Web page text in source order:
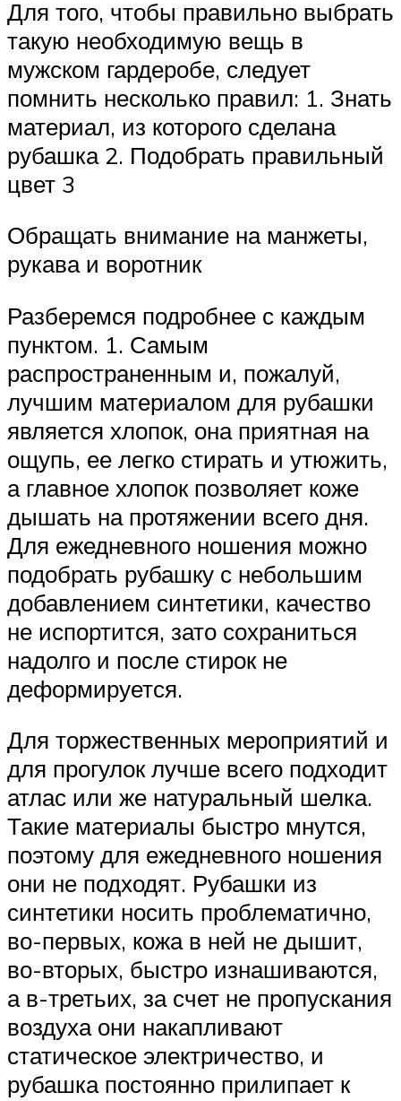
Для того, чтобы правильно выбрать
такую необходимую вещь в
мужском гардеробе, следует
помнить несколько правил: 1. Знать
материал, из которого сделана
рубашка 2. Подобрать правильный
цвет 3
Обращать внимание на манжеты,
рукава и воротник
Разберемся подробнее с каждым
пунктом. 1. Самым
распространенным и, пожалуй,
лучшим материалом для рубашки
является хлопок, она приятная на
ощупь, ее легко стирать и утюжить,
а главное хлопок позволяет коже
дышать на протяжении всего дня.
Для ежедневного ношения можно
подобрать рубашку с небольшим
добавлением синтетики, качество
не испортится, зато сохраниться
надолго и после стирок не
деформируется.
Для торжественных мероприятий и
для прогулок лучше всего подходит
атлас или же натуральный шелка.
Такие материалы быстро мнутся,
поэтому для ежедневного ношения
они не подходят. Рубашки из
синтетики носить проблематично,
во-первых, кожа в ней не дышит,
во-вторых, быстро изнашиваются,
а в-третьих, за счет не пропускания
воздуха они накапливают
статическое электричество, и
рубашка постоянно прилипает к